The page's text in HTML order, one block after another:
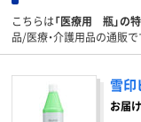
こちらは「医療用 瓶」の
品/医療・介護用品の通販で
雪印
お届け